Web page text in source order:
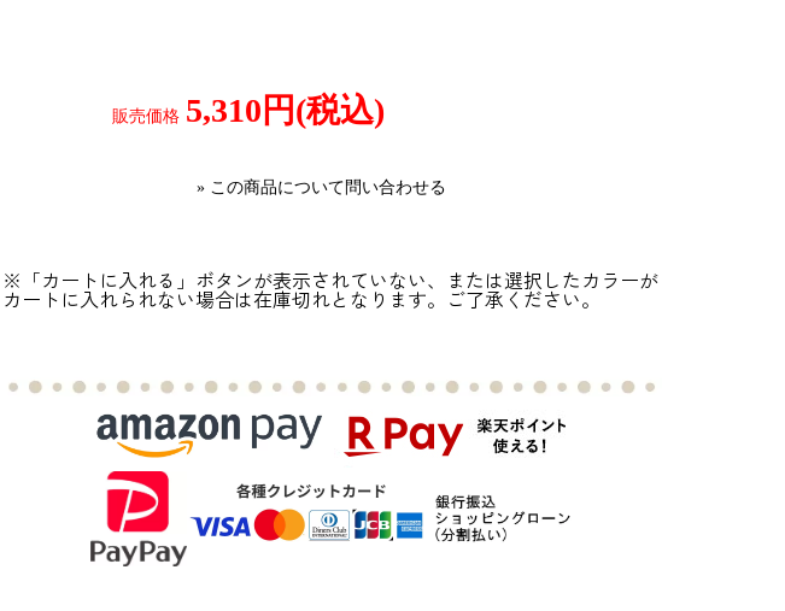
販売価格 5,310円(税込)
» この商品について問い合わせる
※「カートに入れる」ボタンが表示されていない、または選択したカラーが
カートに入れられない場合は在庫切れとなります。ご了承ください。